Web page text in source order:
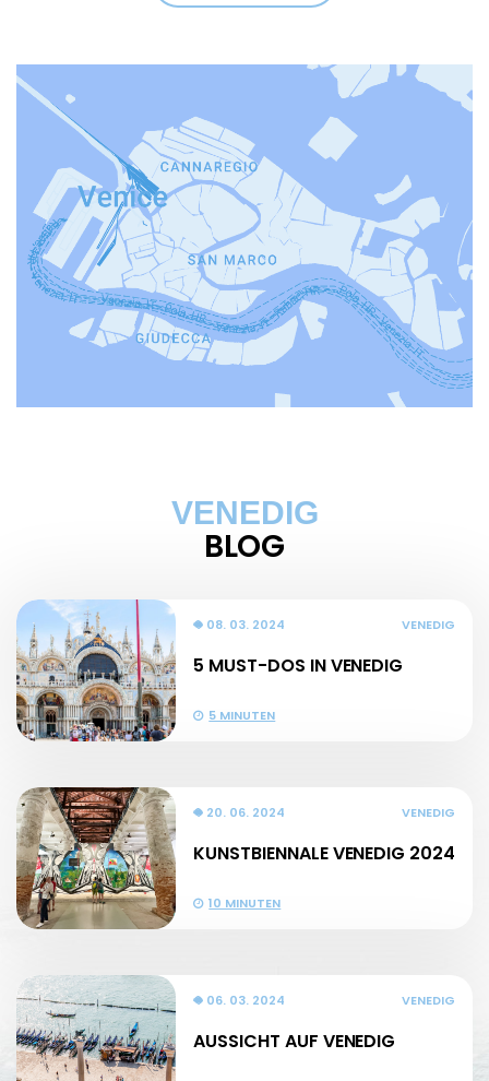
VENEDIG
BLOG
08. 03. 2024 VENEDIG
5 MUST-DOS IN VENEDIG
5 MINUTEN
20. 06. 2024 VENEDIG
KUNSTBIENNALE VENEDIG 2024
10 MINUTEN
06. 03. 2024 VENEDIG
AUSSICHT AUF VENEDIG